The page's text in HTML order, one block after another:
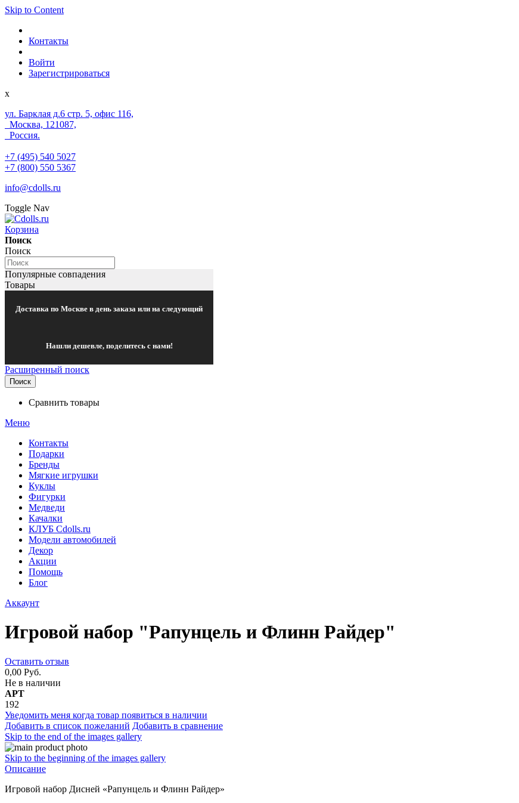
Skip to Content
Контакты
Войти
Зарегистрироваться
x
ул. Барклая д.6 стр. 5, офис 116,
Москва, 121087,
Россия.
+7 (495) 540 5027
+7 (800) 550 5367
info@cdolls.ru
Toggle Nav
Корзина
Поиск
Поиск
Популярные совпадения
Товары
Доставка по Москве в день заказа или на следующий
Нашли дешевле, поделитесь с нами!
Расширенный поиск
Поиск
Сравнить товары
Меню
Контакты
Подарки
Бренды
Мягкие игрушки
Куклы
Фигурки
Медведи
Качалки
КЛУБ Cdolls.ru
Модели автомобилей
Декор
Акции
Помощь
Блог
Аккаунт
Игровой набор "Рапунцель и Флинн Райдер"
Оставить отзыв
0,00 Руб.
Не в наличии
АРТ
192
Уведомить меня когда товар появиться в наличии
Добавить в список пожеланий Добавить в сравнение
Skip to the end of the images gallery
Skip to the beginning of the images gallery
Описание
Игровой набор Дисней «Рапунцель и Флинн Райдер»